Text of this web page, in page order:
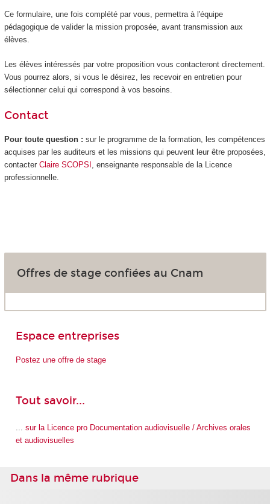
Ce formulaire, une fois complété par vous, permettra à l'équipe
pédagogique de valider la mission proposée, avant transmission aux
élèves.
Les élèves intéressés par votre proposition vous contacteront directement.
Vous pourrez alors, si vous le désirez, les recevoir en entretien pour
sélectionner celui qui correspond à vos besoins.
Contact
Pour toute question : sur le programme de la formation, les compétences
acquises par les auditeurs et les missions qui peuvent leur être proposées,
contacter Claire SCOPSI
, enseignante responsable de la Licence
professionnelle.
Offres de stage confiées au Cnam
Espace entreprises
Postez une offre de stage
Tout savoir...
sur la Licence pro Documentation audiovisuelle / Archives orales
et audiovisuelles
Dans la même rubrique